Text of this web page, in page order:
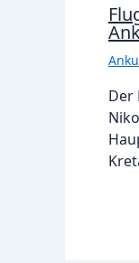
Der